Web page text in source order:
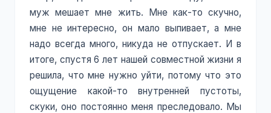
муж мешает мне жить. Мне как-то скучно,
мне не интересно, он мало выпивает, а мне
надо всегда много, никуда не отпускает. И в
итоге, спустя 6 лет нашей совместной жизни я
решила, что мне нужно уйти, потому что это
ощущение какой-то внутренней пустоты,
скуки, оно постоянно меня преследовало. Мы